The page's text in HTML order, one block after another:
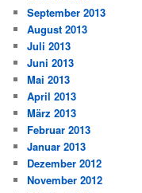
September 2013
August 2013
Juli 2013
Juni 2013
Mai 2013
April 2013
März 2013
Februar 2013
Januar 2013
Dezember 2012
November 2012